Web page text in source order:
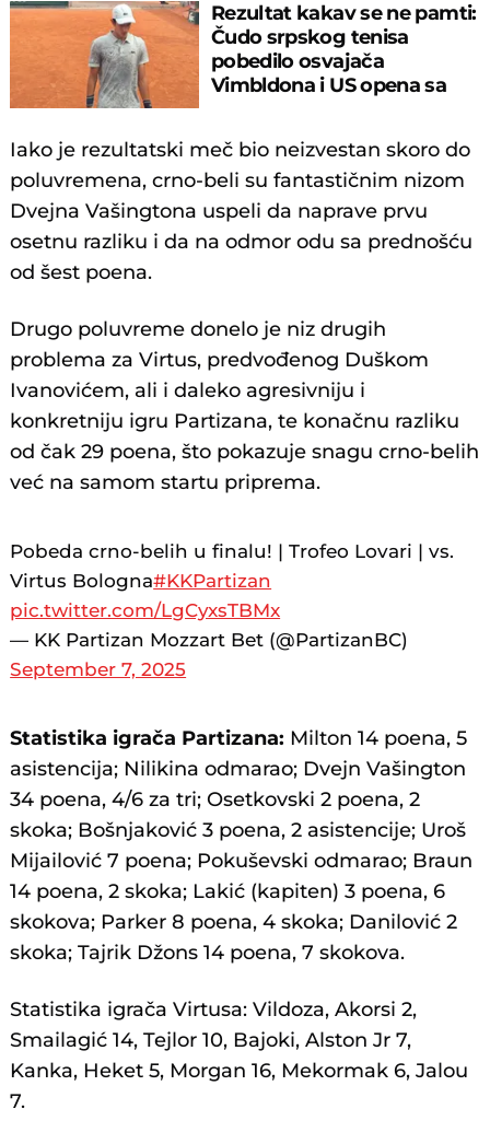
Rezultat kakav se ne pamti:
Čudo srpskog tenisa
pobedilo osvajača
Vimbldona i US opena sa
Iako je rezultatski meč bio neizvestan skoro do
poluvremena, crno-beli su fantastičnim nizom
Dvejna Vašingtona uspeli da naprave prvu
osetnu razliku i da na odmor odu sa prednošću
od šest poena.
Drugo poluvreme donelo je niz drugih
problema za Virtus, predvođenog Duškom
Ivanovićem, ali i daleko agresivniju i
konkretniju igru Partizana, te konačnu razliku
od čak 29 poena, što pokazuje snagu crno-belih
već na samom startu priprema.
Pobeda crno-belih u finalu! | Trofeo Lovari | vs.
Virtus Bologna#KKPartizan
pic.twitter.com/LgCyxsTBMx
— KK Partizan Mozzart Bet (@PartizanBC)
September 7, 2025
Statistika igrača Partizana: Milton 14 poena, 5
asistencija; Nilikina odmarao; Dvejn Vašington
34 poena, 4/6 za tri; Osetkovski 2 poena, 2
skoka; Bošnjaković 3 poena, 2 asistencije; Uroš
Mijailović 7 poena; Pokuševski odmarao; Braun
14 poena, 2 skoka; Lakić (kapiten) 3 poena, 6
skokova; Parker 8 poena, 4 skoka; Danilović 2
skoka; Tajrik Džons 14 poena, 7 skokova.
Statistika igrača Virtusa: Vildoza, Akorsi 2,
Smailagić 14, Tejlor 10, Bajoki, Alston Jr 7,
Kanka, Heket 5, Morgan 16, Mekormak 6, Jalou
7.